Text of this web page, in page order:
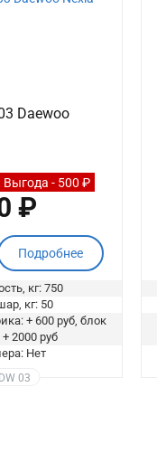
Daewoo
Выгода - 500 ₽
₽
Подробнее
кг: 750
кг: 50
+ 600 руб, блок
2000 руб
Нет
03